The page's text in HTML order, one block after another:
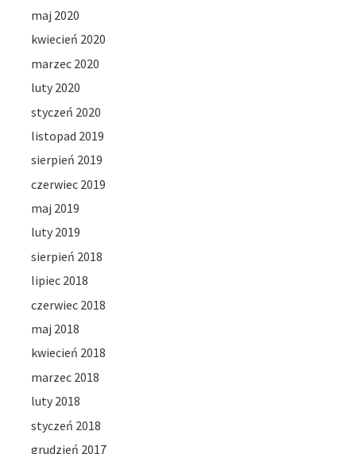
maj 2020
kwiecień 2020
marzec 2020
luty 2020
styczeń 2020
listopad 2019
sierpień 2019
czerwiec 2019
maj 2019
luty 2019
sierpień 2018
lipiec 2018
czerwiec 2018
maj 2018
kwiecień 2018
marzec 2018
luty 2018
styczeń 2018
grudzień 2017